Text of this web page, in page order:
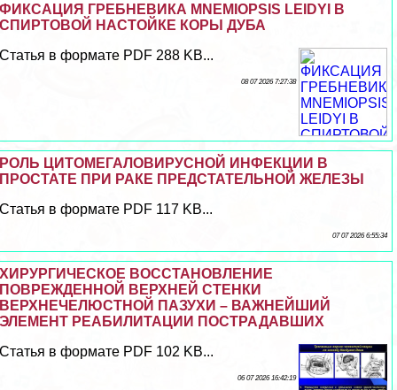
ФИКСАЦИЯ ГРЕБНЕВИКА MNEMIOPSIS LEIDYI В
СПИРТОВОЙ НАСТОЙКЕ КОРЫ ДУБА
Статья в формате PDF 288 KB...
08 07 2026 7:27:38
РОЛЬ ЦИТОМЕГАЛОВИРУСНОЙ ИНФЕКЦИИ В
ПРОСТАТЕ ПРИ РАКЕ ПРЕДСТАТЕЛЬНОЙ ЖЕЛЕЗЫ
Статья в формате PDF 117 KB...
07 07 2026 6:55:34
ХИРУРГИЧЕСКОЕ ВОССТАНОВЛЕНИЕ
ПОВРЕЖДЕННОЙ ВЕРХНЕЙ СТЕНКИ
ВЕРХНЕЧЕЛЮСТНОЙ ПАЗУХИ – ВАЖНЕЙШИЙ
ЭЛЕМЕНТ РЕАБИЛИТАЦИИ ПОСТРАДАВШИХ
Статья в формате PDF 102 KB...
06 07 2026 16:42:19